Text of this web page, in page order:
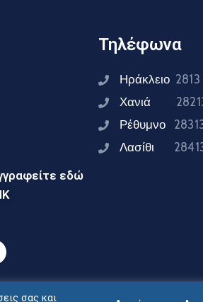
εδώ
Τηλέφωνα
Ηράκλειο
Χανιά
Ρέθυμνο
Λασίθι
σας και